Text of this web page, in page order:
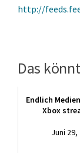
http://
Das
Endlich
Xbox
Juni 29,